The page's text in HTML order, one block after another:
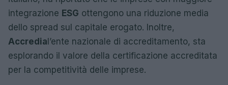
integrazione ESG ottengono una riduzione media
dello spread sul capitale erogato. Inoltre,
Accredia l’ente nazionale di accreditamento, sta
esplorando il valore della certificazione accreditata
per la competitività delle imprese.